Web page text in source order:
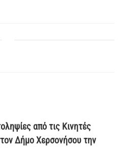
από τις Κινητές
Δήμο Χερσονήσου την